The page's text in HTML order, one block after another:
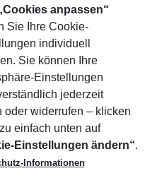
steht das Hotelzimmer
Check-Out-Zeit des
In bzw. Spät-Check-Out
mit eingeschränkter
sich bitte an unseren
anpassen“
Sie Ihre Cookie-
individuell
Sie können Ihre
Einstellungen
jederzeit
oder widerrufen – klicken
einfach unten auf
Einstellungen ändern“.
Informationen